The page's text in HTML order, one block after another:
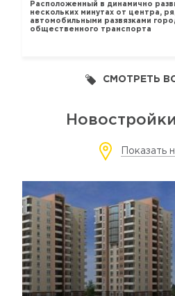
Расположенный в динамично
нескольких минутах от центра,
автомобильными развязками
общественного транспорта
СМОТРЕТЬ
Показать